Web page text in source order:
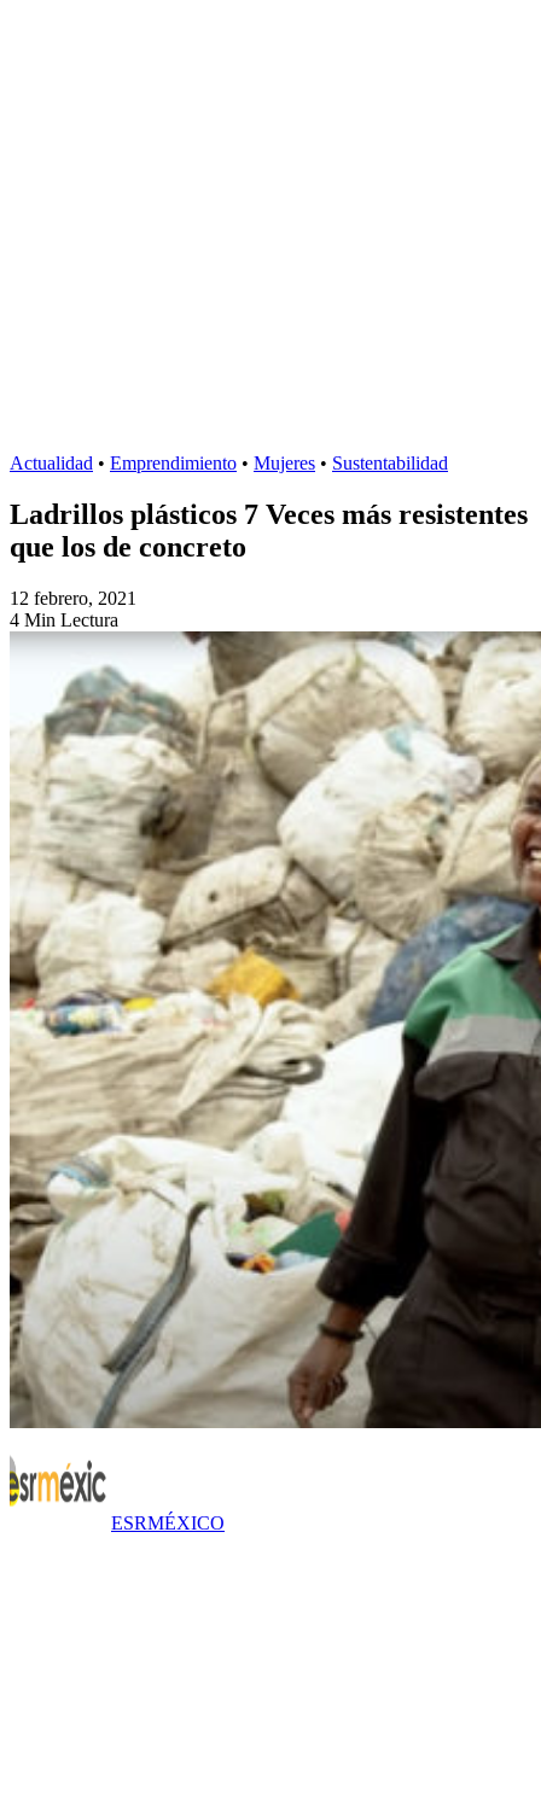
Actualidad • Emprendimiento • Mujeres • Sustentabilidad
Ladrillos plásticos 7 Veces más resistentes
que los de concreto
12 febrero, 2021
4 Min Lectura
ESRMÉXICO